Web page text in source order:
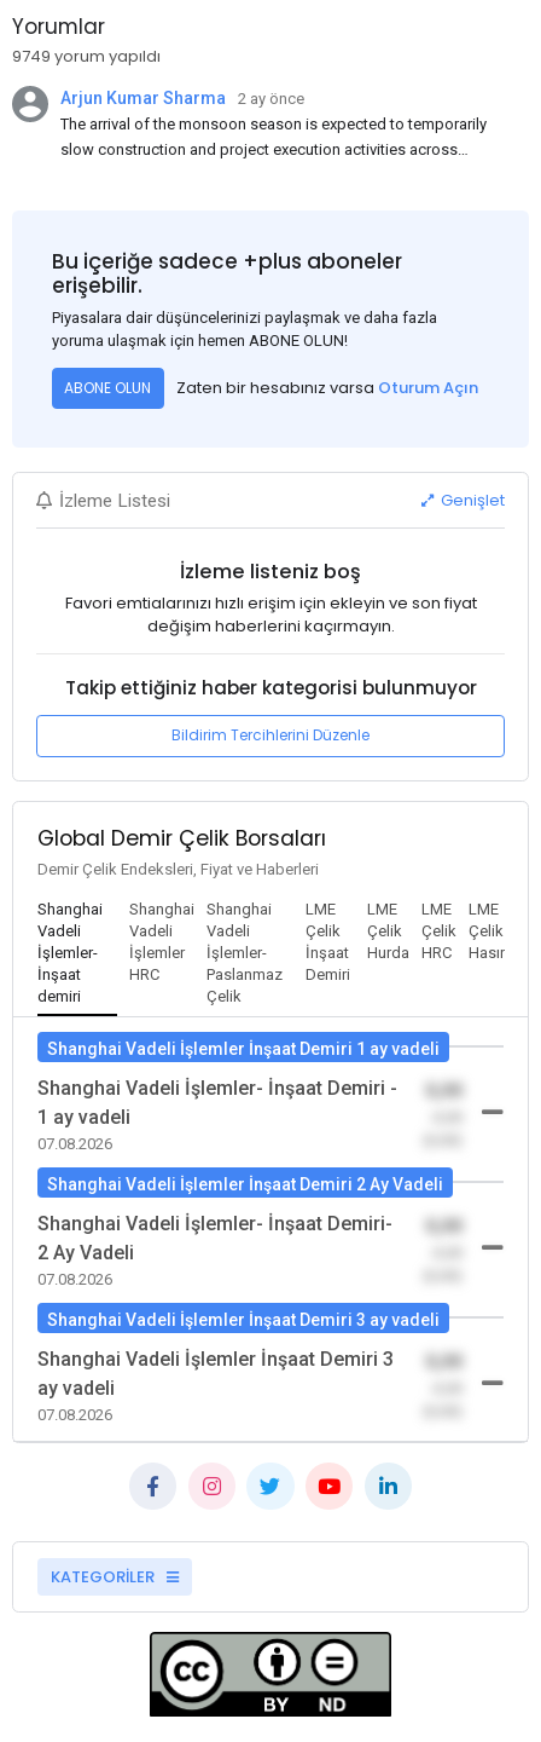
Yorumlar
9749 yorum yapıldı
Arjun Kumar Sharma
2 ay önce
The arrival of the monsoon season is expected to temporarily
slow construction and project execution activities across
and rural construction projects is expected to provide support
to the market despite seasonal disruptions caused by heavy
rainfall.
Bu içeriğe sadece +plus aboneler
erişebilir.
Piyasalara dair düşüncelerinizi paylaşmak ve daha fazla
yoruma ulaşmak için hemen ABONE OLUN!
ABONE OLUN Zaten bir hesabınız varsa Oturum Açın
İzleme Listesi Genişlet
İzleme listeniz boş
Favori emtialarınızı hızlı erişim için ekleyin ve son fiyat
değişim haberlerini kaçırmayın.
Takip ettiğiniz haber kategorisi bulunmuyor
Bildirim Tercihlerini Düzenle
Global Demir Çelik Borsaları
Demir Çelik Endeksleri, Fiyat ve Haberleri
Shanghai
Vadeli
İşlemler-
İnşaat
demiri
Shanghai
Vadeli
İşlemler
HRC
Shanghai
Vadeli
İşlemler-
Paslanmaz
Çelik
LME
Çelik
İnşaat
Demiri
LME
Çelik
Hurda
LME
Çelik
HRC
LME
Çelik
Hasır
Shanghai Vadeli İşlemler İnşaat Demiri 1 ay vadeli
Shanghai Vadeli İşlemler- İnşaat Demiri -
1 ay vadeli
07.08.2026
Shanghai Vadeli İşlemler İnşaat Demiri 2 Ay Vadeli
Shanghai Vadeli İşlemler- İnşaat Demiri-
2 Ay Vadeli
07.08.2026
Shanghai Vadeli İşlemler İnşaat Demiri 3 ay vadeli
Shanghai Vadeli İşlemler İnşaat Demiri 3
ay vadeli
07.08.2026
KATEGORİLER